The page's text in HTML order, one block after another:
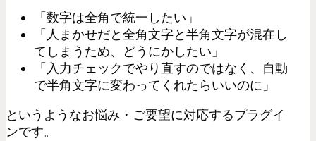
「数字は全角で統一したい」
「人まかせだと全角文字と半角文字が混在し
てしまうため、どうにかしたい」
「入力チェックでやり直すのではなく、自動
で半角文字に変わってくれたらいいのに」
というようなお悩み・ご要望に対応するプラグイ
ンです。